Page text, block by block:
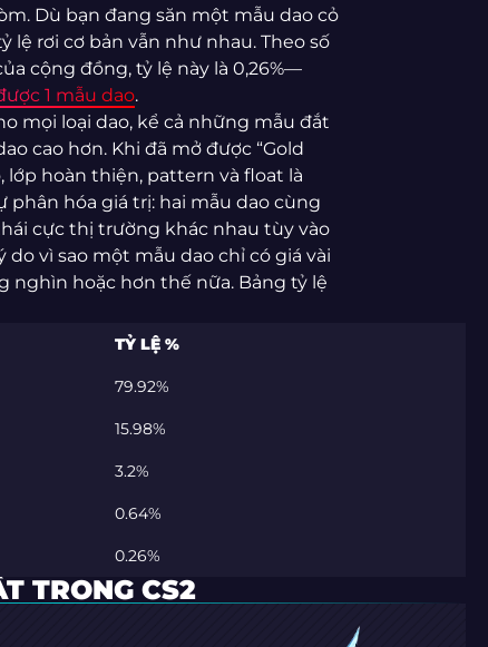
Dù bạn đang săn một mẫu dao cỏ
rơi cơ bản vẫn như nhau. Theo số
cộng đồng, tỷ lệ này là 0,26%—
1 mẫu dao.
mọi loại dao, kể cả những mẫu đắt
cao hơn. Khi đã mở được “Gold
lớp hoàn thiện, pattern và float là
hóa giá trị: hai mẫu dao cùng
cực thị trường khác nhau tùy vào
vì sao một mẫu dao chỉ có giá vài
nghìn hoặc hơn thế nữa. Bảng tỷ lệ
TỶ LỆ %
79.92%
15.98%
3.2%
0.64%
0.26%
TRONG CS2